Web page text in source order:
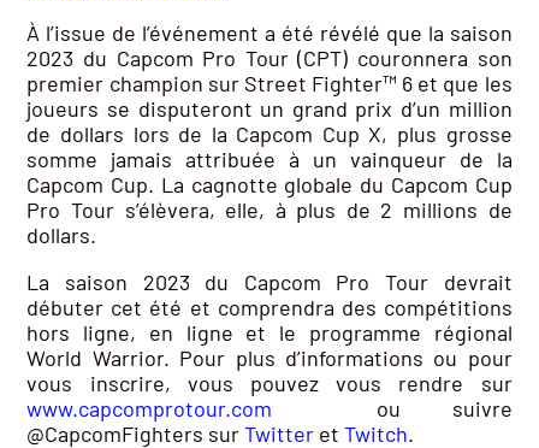
À l’issue de l’événement a été révélé que la saison
2023 du Capcom Pro Tour (CPT) couronnera son
premier champion sur Street Fighter™ 6 et que les
joueurs se disputeront un grand prix d’un million
de dollars lors de la Capcom Cup X, plus grosse
somme jamais attribuée à un vainqueur de la
Capcom Cup. La cagnotte globale du Capcom Cup
Pro Tour s’élèvera, elle, à plus de 2 millions de
dollars.
La saison 2023 du Capcom Pro Tour devrait
débuter cet été et comprendra des compétitions
hors ligne, en ligne et le programme régional
World Warrior. Pour plus d’informations ou pour
vous inscrire, vous pouvez vous rendre sur
www.capcomprotour.com ou suivre
@CapcomFighters surTwitter etTwitch.